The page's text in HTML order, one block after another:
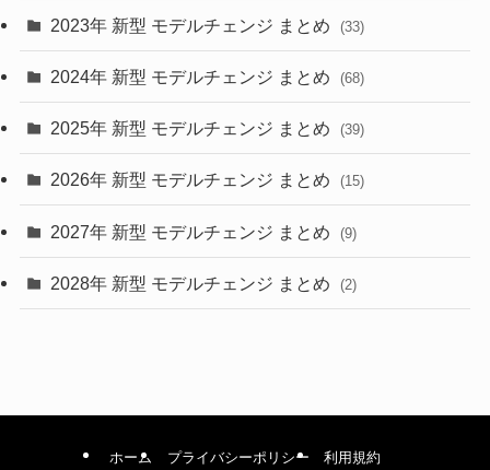
(22)
(4)
(9)
(4)
(1)
2023年 新型 モデルチェンジ まとめ (33)
2024年 新型 モデルチェンジ まとめ (68)
2025年 新型 モデルチェンジ まとめ (39)
2026年 新型 モデルチェンジ まとめ (15)
2027年 新型 モデルチェンジ まとめ (9)
2028年 新型 モデルチェンジ まとめ (2)
ホーム プライバシーポリシー 利用規約